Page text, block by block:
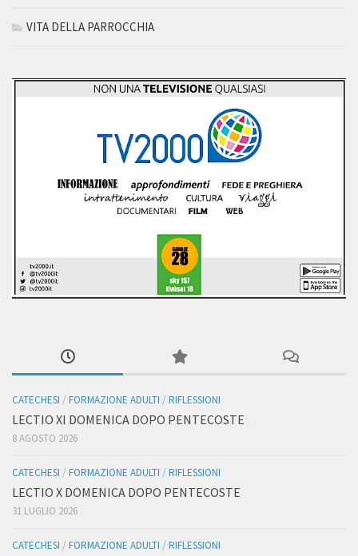
VITA DELLA PARROCCHIA
CATECHESI / FORMAZIONE ADULTI / RIFLESSIONI
LECTIO XI DOMENICA DOPO PENTECOSTE
8 AGOSTO 2026
CATECHESI / FORMAZIONE ADULTI / RIFLESSIONI
LECTIO X DOMENICA DOPO PENTECOSTE
31 LUGLIO 2026
CATECHESI / FORMAZIONE ADULTI / RIFLESSIONI